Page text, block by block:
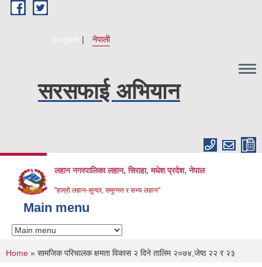
Skip to main content
English नेपाली
सरसफाई अभियान
लहान नगरपालिका लहान, सिराहा, मधेश प्रदेश, नेपाल
"हाम्रो लहान-सुन्दर, समुन्नत र सभ्य लहान"
Main menu
You are here
Home » सामजिक परिचालक क्षमता विकास २ दिने तालिम २०७४,जेष्ठ २२ र २३